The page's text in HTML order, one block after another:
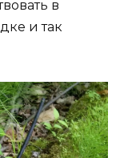
в
и так